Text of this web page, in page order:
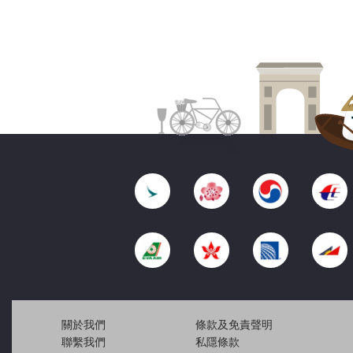
關於我們
聯繫我們
條款及免責聲明
私隱條款